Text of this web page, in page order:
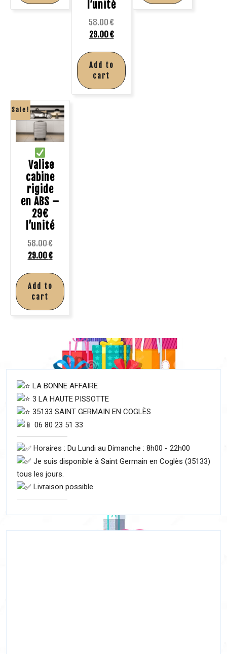
l’unité
58.00€
29.00€
Add to
cart
Sale!
Valise
cabine
rigide
en ABS –
29€
l’unité
58.00€
29.00€
Add to
cart
LA BONNE AFFAIRE
3 LA HAUTE PISSOTTE
35133 SAINT GERMAIN EN COGLÈS
06 80 23 51 33
Horaires : Du Lundi au Dimanche : 8h00 - 22h00
Je suis disponible à Saint Germain en Coglès (35133)
tous les jours.
Livraison possible.